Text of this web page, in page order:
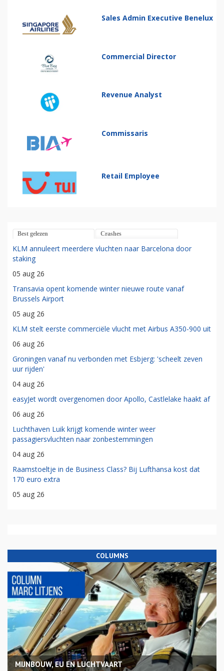
Sales Admin Executive Benelux
Commercial Director
Revenue Analyst
Commissaris
Retail Employee
Best gelezen Crashes
KLM annuleert meerdere vluchten naar Barcelona door
staking
05 aug 26
Transavia opent komende winter nieuwe route vanaf
Brussels Airport
05 aug 26
KLM stelt eerste commerciële vlucht met Airbus A350-900 uit
06 aug 26
Groningen vanaf nu verbonden met Esbjerg: 'scheelt zeven
uur rijden'
04 aug 26
easyJet wordt overgenomen door Apollo, Castlelake haakt af
06 aug 26
Luchthaven Luik krijgt komende winter weer
passagiersvluchten naar zonbestemmingen
04 aug 26
Raamstoeltje in de Business Class? Bij Lufthansa kost dat
170 euro extra
05 aug 26
COLUMNS
MIJNBOUW, EU EN LUCHTVAART